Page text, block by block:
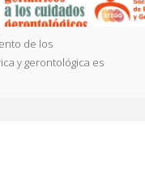
de los
y gerontológica es